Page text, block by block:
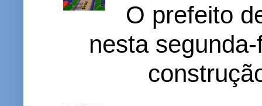
O prefeito
nesta